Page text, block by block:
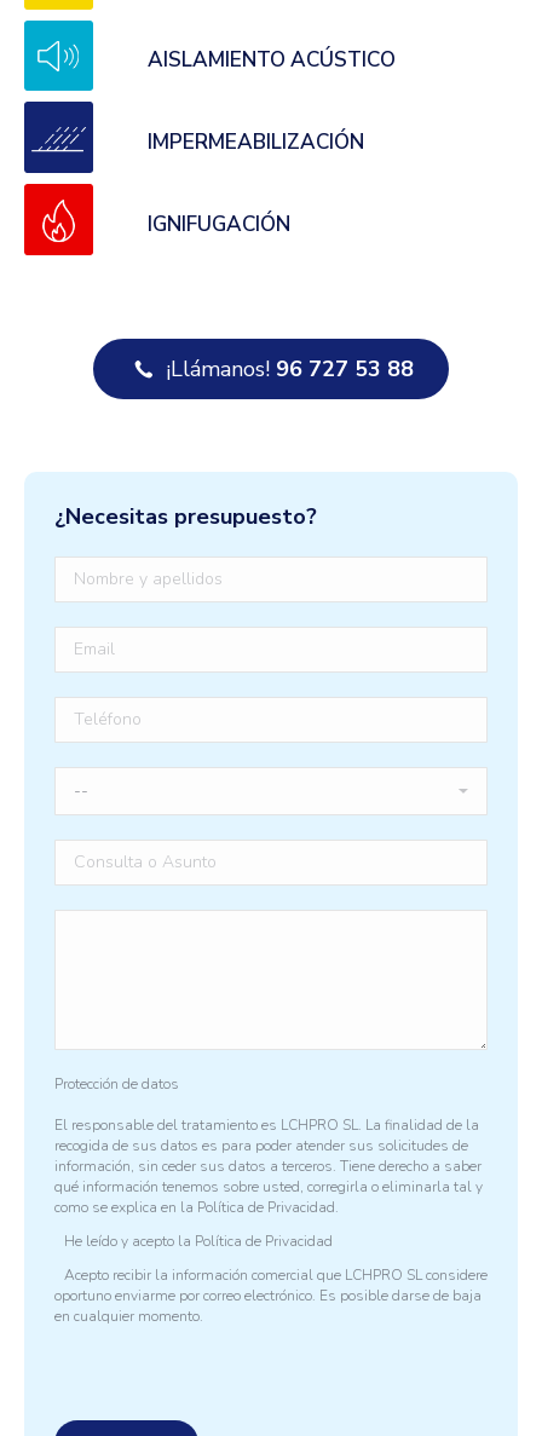
AISLAMIENTO ACÚSTICO
IMPERMEABILIZACIÓN
IGNIFUGACIÓN
¡Llámanos! 96 727 53 88
¿Necesitas presupuesto?
Protección de datos
El responsable del tratamiento es LCHPRO SL. La finalidad de la
recogida de sus datos es para poder atender sus solicitudes de
información, sin ceder sus datos a terceros. Tiene derecho a saber
qué información tenemos sobre usted, corregirla o eliminarla tal y
como se explica en la Política de Privacidad.
He leído y acepto la Política de Privacidad
Acepto recibir la información comercial que LCHPRO SL considere
oportuno enviarme por correo electrónico. Es posible darse de baja
en cualquier momento.